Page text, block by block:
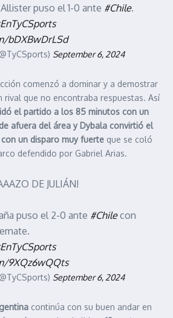
puso el 1-0 ante #Chile.
bDXBwDrLSd
September 6, 2024
comenzó a dominar y a demostrar
rival que no encontraba respuestas. Así
el partido a los 85 minutos con un
afuera del área y Dybala convirtió el
un disparo muy fuerte que se coló
defendido por Gabriel Arias.
DE JULIÁN!
puso el 2-0 ante #Chilecon
9XQz6wQQts
September 6, 2024
continúa con su buen andar en